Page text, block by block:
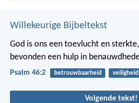
Willekeurige Bijbeltekst
God is ons een toevlucht en sterkte,
bevonden een hulp in
Psalm 46:2 betrouwbaarheid veiligheid
Volgende tekst!